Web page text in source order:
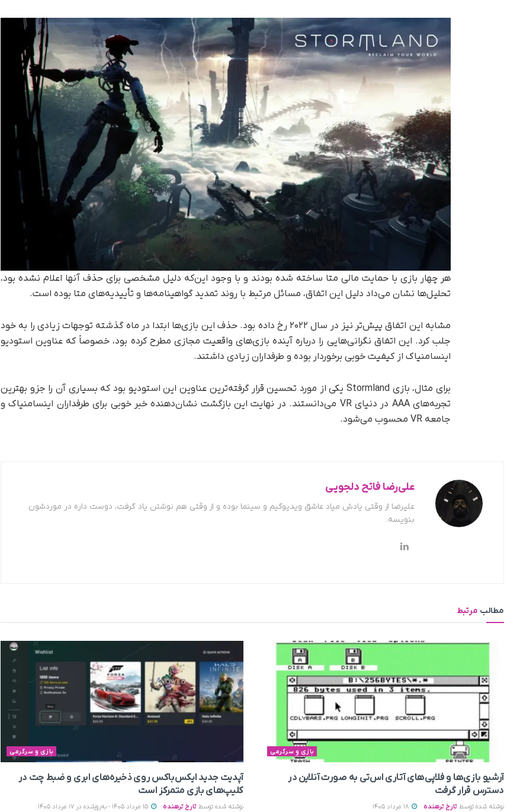
هر چهار بازی با حمایت مالی متا ساخته شده بودند و با وجود این‌که دلیل مشخصی برای حذف آنها اعلام نشده بود،
تحلیل‌ها نشان می‌داد دلیل این اتفاق، مسائل مرتبط با روند تمدید گواهینامه‌ها و تأییدیه‌های متا بوده است.
مشابه این اتفاق پیش‌تر نیز در سال ۲۰۲۲ رخ داده بود. حذف این بازی‌ها ابتدا در ماه گذشته توجهات زیادی را به خود
جلب کرد. این اتفاق نگرانی‌هایی را درباره آینده بازی‌های واقعیت مجازی مطرح کرده بود، خصوصاً که عناوین استودیو
اینسامنیاک از کیفیت خوبی برخوردار بوده و طرفداران زیادی داشتند.
برای مثال، بازی Stormland یکی از مورد تحسین قرار گرفته‌ترین عناوین این استودیو بود که بسیاری آن را جزو بهترین
تجربه‌های AAA در دنیای VR می‌دانستند. در نهایت این بازگشت نشان‌دهنده خبر خوبی برای طرفداران اینسامنیاک و
جامعه VR محسوب می‌شود.
علی‌رضا فاتح دلجویی
علیرضا از وقتی یادش میاد عاشق ویدیوگیم و سینما بوده و از وقتی هم نوشتن یاد گرفت، دوست داره در موردشون
بنویسه.
مطالب مرتبط
بازی و سرگرمی
آرشیو بازی‌ها و فلاپی‌های آتاری اس‌تی به‌ صورت آنلاین در
دسترس قرار گرفت
نوشته شده توسط تارخ ترهنده
بازی و سرگرمی
آپدیت جدید ایکس‌باکس روی ذخیره‌های ابری و ضبط چت در
کلیپ‌های بازی متمرکز است
نوشته شده توسط تارخ ترهنده